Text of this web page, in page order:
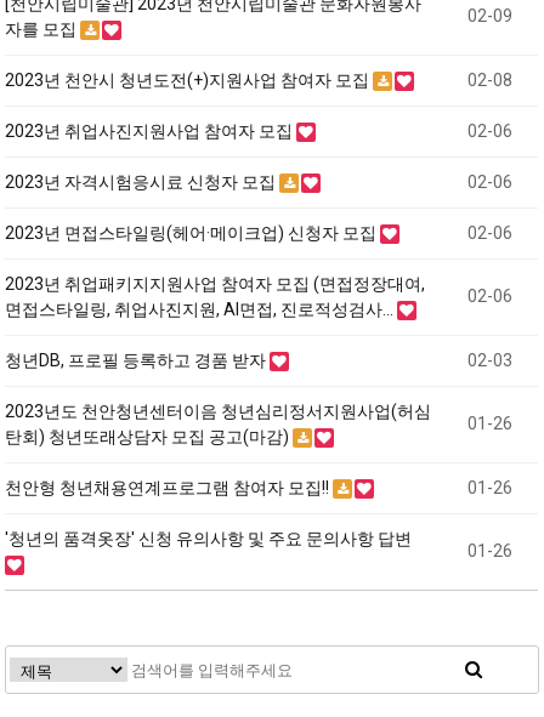
자를 모집
02-09
2023년 천안시 청년도전(+)지원사업 참여자 모집 02-08
2023년 취업사진지원사업 참여자 모집 02-06
2023년 자격시험응시료 신청자 모집 02-06
2023년 면접스타일링(헤어·메이크업) 신청자 모집 02-06
2023년 취업패키지지원사업 참여자 모집 (면접정장대여,
면접스타일링, 취업사진지원, AI면접, 진로적성검사…
02-06
청년DB, 프로필 등록하고 경품 받자 02-03
2023년도 천안청년센터이음 청년심리정서지원사업(허심
탄회) 청년또래상담자 모집 공고(마감)
01-26
천안형 청년채용연계프로그램 참여자 모집!! 01-26
'청년의 품격옷장' 신청 유의사항 및 주요 문의사항 답변
01-26